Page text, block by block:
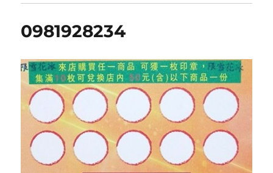
0981928234